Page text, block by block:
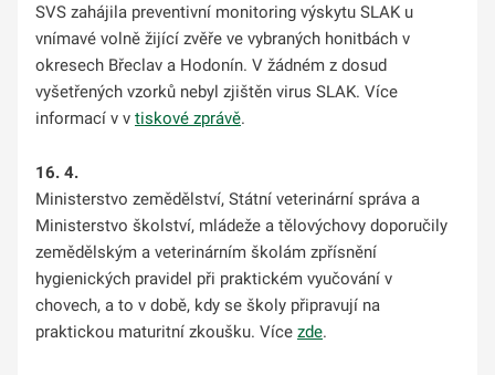
SVS zahájila preventivní monitoring výskytu SLAK u
vnímavé volně žijící zvěře ve vybraných honitbách v
okresech Břeclav a Hodonín. V žádném z dosud
vyšetřených vzorků nebyl zjištěn virus SLAK. Více
informací v v tiskové zprávě.
16. 4.
Ministerstvo zemědělství, Státní veterinární správa a
Ministerstvo školství, mládeže a tělovýchovy doporučily
zemědělským a veterinárním školám zpřísnění
hygienických pravidel při praktickém vyučování v
chovech, a to v době, kdy se školy připravují na
praktickou maturitní zkoušku. Více zde.